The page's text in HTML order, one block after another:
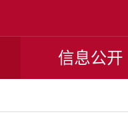
信息公开